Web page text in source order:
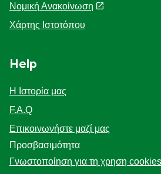
Νομική Ανακοίνωση
Χάρτης Ιστοτόπου
Help
Η Ιστορία μας
F.A.Q
Επικοινωνήστε μαζί μας
Προσβασιμότητα
Γνωστοποίηση για τη χρηση cookies